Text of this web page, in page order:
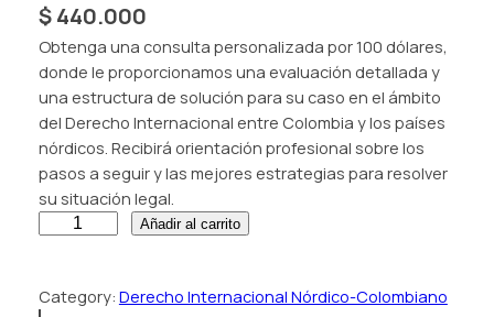
$440.000
Obtenga una consulta personalizada por 100 dólares,
donde le proporcionamos una evaluación detallada y
una estructura de solución para su caso en el ámbito
del Derecho Internacional entre Colombia y los países
nórdicos. Recibirá orientación profesional sobre los
pasos a seguir y las mejores estrategias para resolver
su situación legal.
s
Añadir al carrito
Category: Derecho Internacional Nórdico-Colombiano